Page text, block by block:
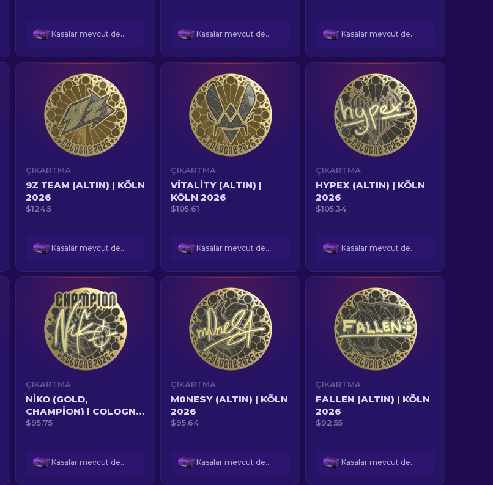
Kasalar mevcut değil Kasalar mevcut değil Kasalar mevcut değil
ÇIKARTMA
9Z TEAM (ALTIN) | KÖLN
2026
$124.5
Kasalar mevcut değil
ÇIKARTMA
VITALITY (ALTIN) |
KÖLN 2026
$105.61
Kasalar mevcut değil
ÇIKARTMA
HYPEX (ALTIN) | KÖLN
2026
$105.34
Kasalar mevcut değil
ÇIKARTMA
NIKO (GOLD,
CHAMPION) | COLOGNE
2026
$95.75
Kasalar mevcut değil
ÇIKARTMA
M0NESY (ALTIN) | KÖLN
2026
$95.64
Kasalar mevcut değil
ÇIKARTMA
FALLEN (ALTIN) | KÖLN
2026
$92.55
Kasalar mevcut değil